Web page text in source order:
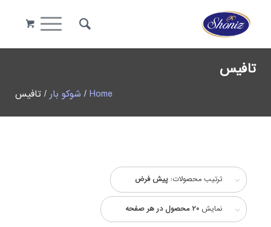
تافیس
Home
/ شوکو بار / تافیس
ترتیب محصولات: پیش فرض
نمایش 20 محصول در هر صفحه